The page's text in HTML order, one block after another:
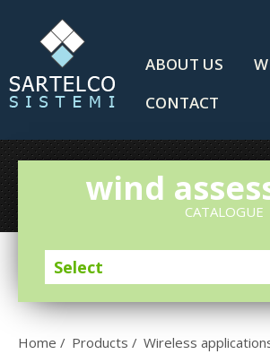
ABOUT US
CONTACT
wind
CATALOGUE
Home / Products / Wireless